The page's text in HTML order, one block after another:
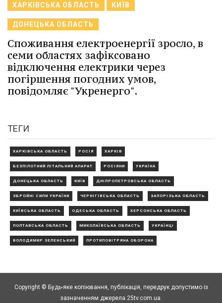
ХАРКІВСЬКА ОБЛАСТЬ КИЇВ
ДОНЕЦЬКА ОБЛАСТЬ
Споживання електроенергії зросло, в
семи областях зафіксовано
відключення електрики через
погіршення погодних умов,
повідомляє "Укренерго".
ТЕГИ
ХАРКІВСЬКА ОБЛАСТЬ РОСІЯ ХАРКІВ
БЕЗПІЛОТНИЙ ЛІТАЛЬНИЙ АПАРАТ РОСІЯНИ УКРАЇНА
ДОНЕЦЬКА ОБЛАСТЬ КИЇВ ДНІПРОПЕТРОВСЬКА ОБЛАСТЬ
ЗБРОЙНІ СИЛИ УКРАЇНИ ЧЕРНІГІВСЬКА ОБЛАСТЬ ЗАПОРІЗЬКА ОБЛАСТЬ
КИЇВСЬКА ОБЛАСТЬ ОДЕСЬКА ОБЛАСТЬ ХЕРСОНСЬКА ОБЛАСТЬ
ПОЛТАВСЬКА ОБЛАСТЬ МИКОЛАЇВСЬКА ОБЛАСТЬ УКРАЇНЦІ
ВОЛОДИМИР ЗЕЛЕНСЬКИЙ ПРОТИПОВІТРЯНА ОБОРОНА
Copyright © Будь-яке копiювання, публiкацiя, передрук допустимо із
зазначенням джерела 25tv.com.ua.